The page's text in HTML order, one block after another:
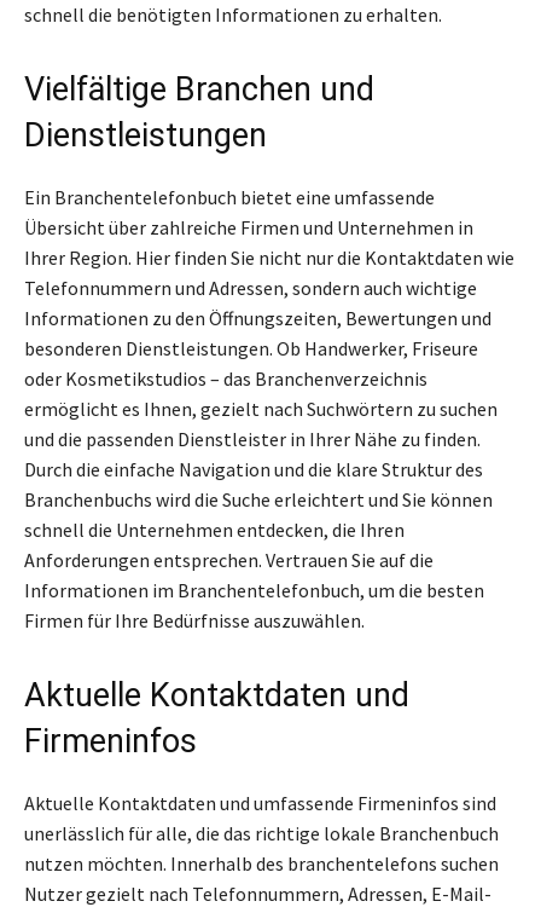
schnell die benötigten Informationen zu erhalten.
Vielfältige Branchen und
Dienstleistungen
Ein Branchentelefonbuch bietet eine umfassende
Übersicht über zahlreiche Firmen und Unternehmen in
Ihrer Region. Hier finden Sie nicht nur die Kontaktdaten wie
Telefonnummern und Adressen, sondern auch wichtige
Informationen zu den Öffnungszeiten, Bewertungen und
besonderen Dienstleistungen. Ob Handwerker, Friseure
oder Kosmetikstudios – das Branchenverzeichnis
ermöglicht es Ihnen, gezielt nach Suchwörtern zu suchen
und die passenden Dienstleister in Ihrer Nähe zu finden.
Durch die einfache Navigation und die klare Struktur des
Branchenbuchs wird die Suche erleichtert und Sie können
schnell die Unternehmen entdecken, die Ihren
Anforderungen entsprechen. Vertrauen Sie auf die
Informationen im Branchentelefonbuch, um die besten
Firmen für Ihre Bedürfnisse auszuwählen.
Aktuelle Kontaktdaten und
Firmeninfos
Aktuelle Kontaktdaten und umfassende Firmeninfos sind
unerlässlich für alle, die das richtige lokale Branchenbuch
nutzen möchten. Innerhalb des branchentelefons suchen
Nutzer gezielt nach Telefonnummern, Adressen, E-Mail-